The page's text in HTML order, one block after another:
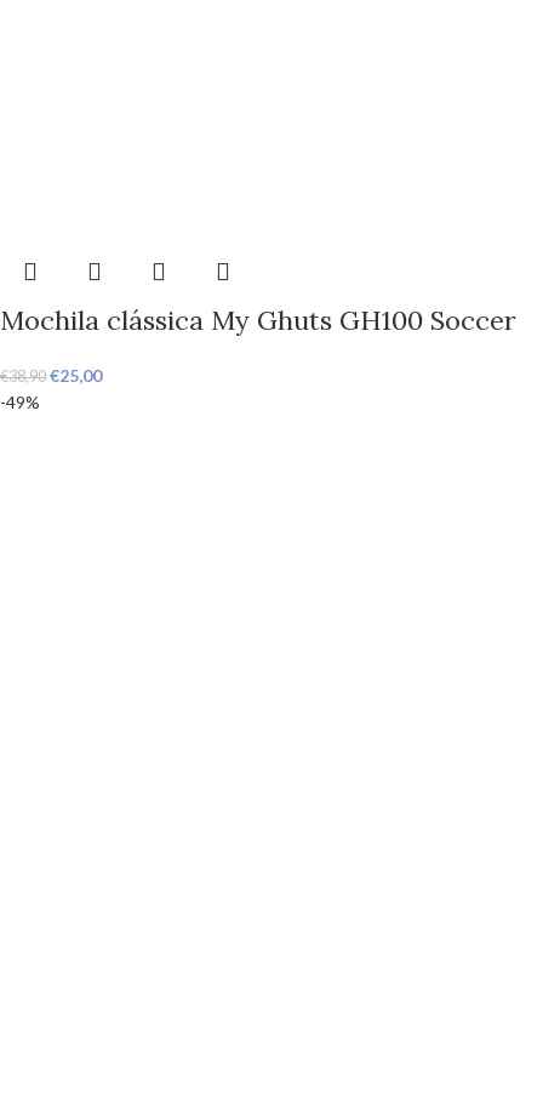
Mochila clássica My Ghuts GH100 Soccer
€38,90 €25,00
-49%